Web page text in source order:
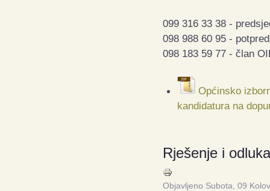
099 316 33 38 -
098 988 60 95 -
098 183 59 77 - član
Općinsko
kandidatura na
Rješenje i
Objavljeno Subota, 09